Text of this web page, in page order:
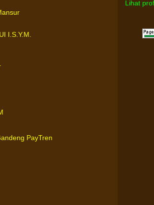
I.S.Y.M.
PayTren
Lihat